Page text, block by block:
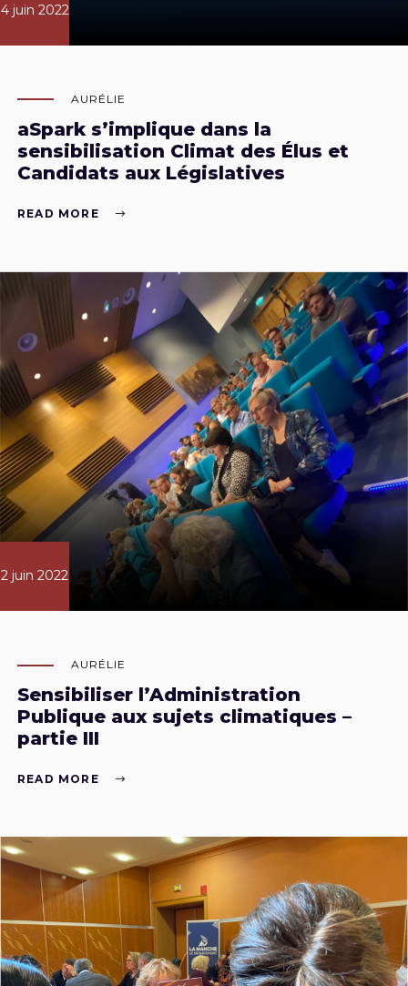
4 juin 2022
AURÉLIE
aSpark s’implique dans la
sensibilisation Climat des Élus et
Candidats aux Législatives
READ MORE
2 juin 2022
AURÉLIE
Sensibiliser l’Administration
Publique aux sujets climatiques –
partie III
READ MORE